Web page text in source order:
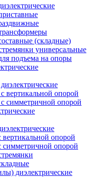
(складные)
универсальные
подъема на опоры
вертикальной опорой
симметричной опорой
опорой
симметричной опорой
диэлектрические